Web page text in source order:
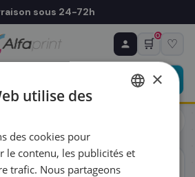
sous 24-72h
🛒
0
♡
prochain achat — notre équipe
personnalisé
×
utilise des
des cookies pour
le contenu, les publicités et
trafic. Nous partageons